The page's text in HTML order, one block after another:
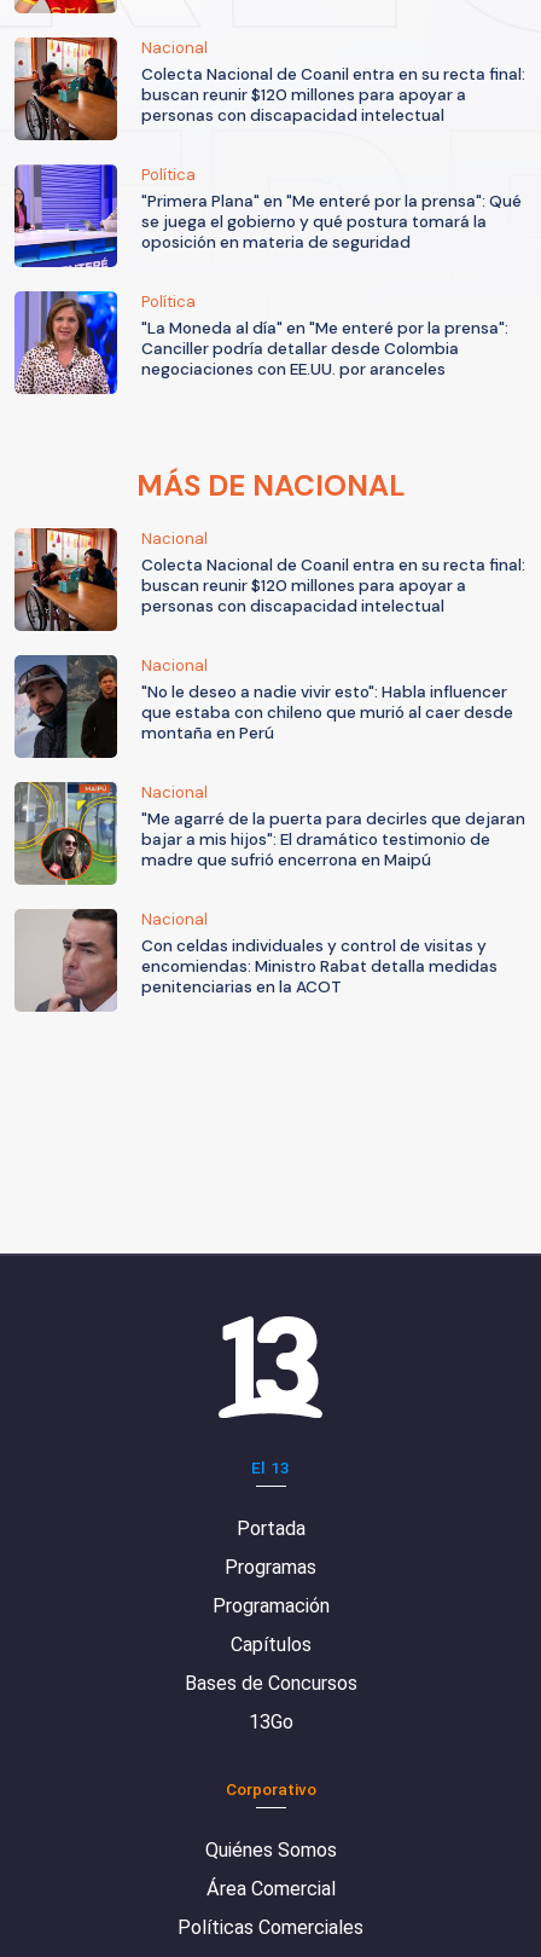
Nacional
Colecta Nacional de Coanil entra en su recta final:
buscan reunir $120 millones para apoyar a
personas con discapacidad intelectual
Política
"Primera Plana" en "Me enteré por la prensa": Qué
se juega el gobierno y qué postura tomará la
oposición en materia de seguridad
Política
"La Moneda al día" en "Me enteré por la prensa":
Canciller podría detallar desde Colombia
negociaciones con EE.UU. por aranceles
MÁS DE NACIONAL
Nacional
Colecta Nacional de Coanil entra en su recta final:
buscan reunir $120 millones para apoyar a
personas con discapacidad intelectual
Nacional
"No le deseo a nadie vivir esto": Habla influencer
que estaba con chileno que murió al caer desde
montaña en Perú
Nacional
"Me agarré de la puerta para decirles que dejaran
bajar a mis hijos": El dramático testimonio de
madre que sufrió encerrona en Maipú
Nacional
Con celdas individuales y control de visitas y
encomiendas: Ministro Rabat detalla medidas
penitenciarias en la ACOT
El 13
Portada
Programas
Programación
Capítulos
Bases de Concursos
13Go
Corporativo
Quiénes Somos
Área Comercial
Políticas Comerciales